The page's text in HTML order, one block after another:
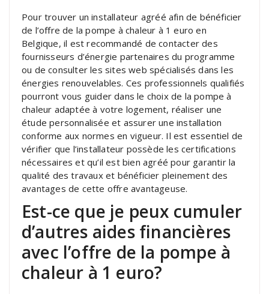
Pour trouver un installateur agréé afin de bénéficier
de l’offre de la pompe à chaleur à 1 euro en
Belgique, il est recommandé de contacter des
fournisseurs d’énergie partenaires du programme
ou de consulter les sites web spécialisés dans les
énergies renouvelables. Ces professionnels qualifiés
pourront vous guider dans le choix de la pompe à
chaleur adaptée à votre logement, réaliser une
étude personnalisée et assurer une installation
conforme aux normes en vigueur. Il est essentiel de
vérifier que l’installateur possède les certifications
nécessaires et qu’il est bien agréé pour garantir la
qualité des travaux et bénéficier pleinement des
avantages de cette offre avantageuse.
Est-ce que je peux cumuler
d’autres aides financières
avec l’offre de la pompe à
chaleur à 1 euro?